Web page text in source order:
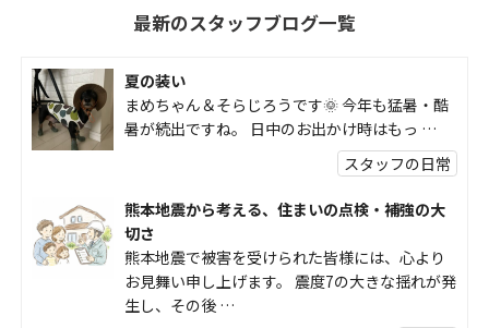
最新のスタッフブログ一覧
夏の装い
まめちゃん＆そらじろうです🌞 今年も猛暑・酷
暑が続出ですね。 日中のお出かけ時はもっ …
スタッフの日常
熊本地震から考える、住まいの点検・補強の大
切さ
熊本地震で被害を受けられた皆様には、心より
お見舞い申し上げます。 震度7の大きな揺れが発
生し、その後 …